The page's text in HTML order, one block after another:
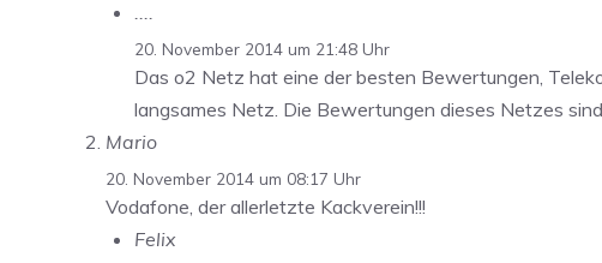
....
20. November 2014 um 21:48 Uhr
Das o2 Netz hat eine der besten Bewertungen,
langsames Netz. Die Bewertungen dieses Netzes
Mario
20. November 2014 um 08:17 Uhr
Vodafone, der allerletzte Kackverein!!!
Felix